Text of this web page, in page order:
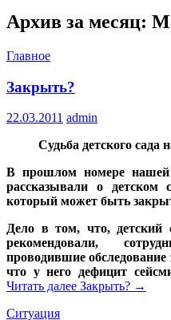
Архив за месяц:
Главное
Закрыть?
22.03.2011 admin
Судьба детского
В прошлом номере
рассказывали о
который может быть
Дело в том, что, детский
рекомендовали,
проводившие
что у него дефицит
Читать далее Закрыть? →
Ситуация